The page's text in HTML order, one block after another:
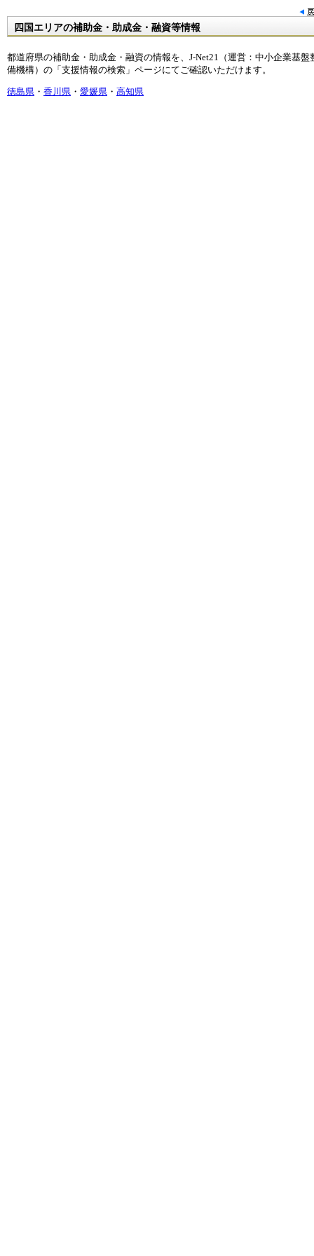
四国エリアの補助金・助成金・融資等情報
都道府県の補助金・助成金・融資の情報を、J-Net21（運営：中小企業基盤
備機構）の「支援情報の検索」ページにてご確認いただけます。
徳島県 ・ 香川県 ・ 愛媛県 ・ 高知県